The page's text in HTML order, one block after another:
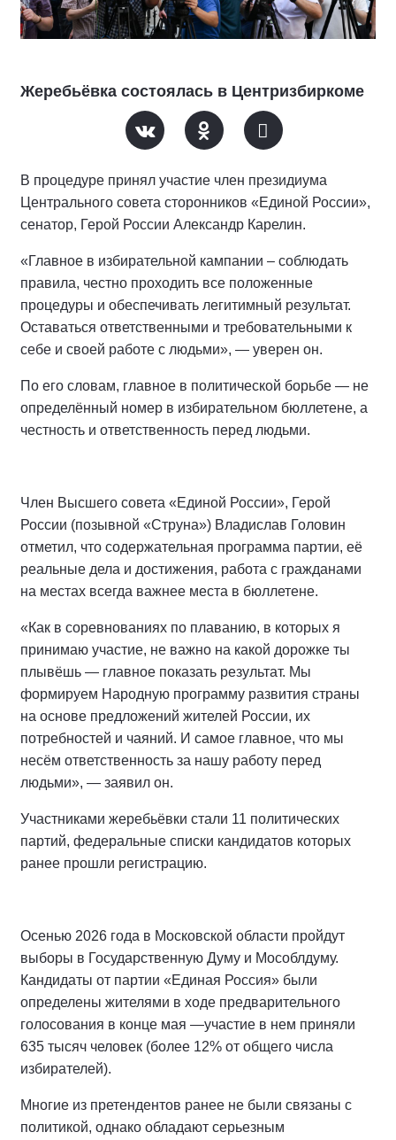
Жеребьёвка состоялась в Центризбиркоме
В процедуре принял участие член президиума
Центрального совета сторонников «Единой России»,
сенатор, Герой России Александр Карелин.
«Главное в избирательной кампании – соблюдать
правила, честно проходить все положенные
процедуры и обеспечивать легитимный результат.
Оставаться ответственными и требовательными к
себе и своей работе с людьми», — уверен он.
По его словам, главное в политической борьбе — не
определённый номер в избирательном бюллетене, а
честность и ответственность перед людьми.
Член Высшего совета «Единой России», Герой
России (позывной «Струна») Владислав Головин
отметил, что содержательная программа партии, её
реальные дела и достижения, работа с гражданами
на местах всегда важнее места в бюллетене.
«Как в соревнованиях по плаванию, в которых я
принимаю участие, не важно на какой дорожке ты
плывёшь — главное показать результат. Мы
формируем Народную программу развития страны
на основе предложений жителей России, их
потребностей и чаяний. И самое главное, что мы
несём ответственность за нашу работу перед
людьми», — заявил он.
Участниками жеребьёвки стали 11 политических
партий, федеральные списки кандидатов которых
ранее прошли регистрацию.
Осенью 2026 года в Московской области пройдут
выборы в Государственную Думу и Мособлдуму.
Кандидаты от партии «Единая Россия» были
определены жителями в ходе предварительного
голосования в конце мая —участие в нем приняли
635 тысяч человек (более 12% от общего числа
избирателей).
Многие из претендентов ранее не были связаны с
политикой, однако обладают серьезным